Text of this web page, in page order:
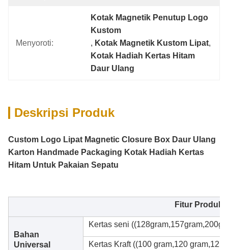
Menyoroti:
Kotak Magnetik Penutup Logo
Kustom
, Kotak Magnetik Kustom Lipat
Kotak Hadiah Kertas Hitam
Daur Ulang
Deskripsi Produk
Custom Logo Lipat Magnetic Closure Box Daur Ulang
Karton Handmade Packaging Kotak Hadiah Kertas
Hitam Untuk Pakaian Sepatu
Fitur Produk
Bahan
Universal
Kertas seni
Kertas Kraft ((100 gram,120